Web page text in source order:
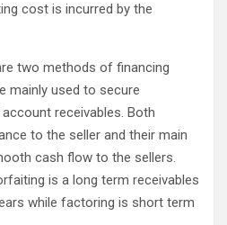
cost is incurred by the
two methods of financing
mainly used to secure
receivables. Both
to the seller and their main
cash flow to the sellers.
is a long term receivables
while factoring is short term